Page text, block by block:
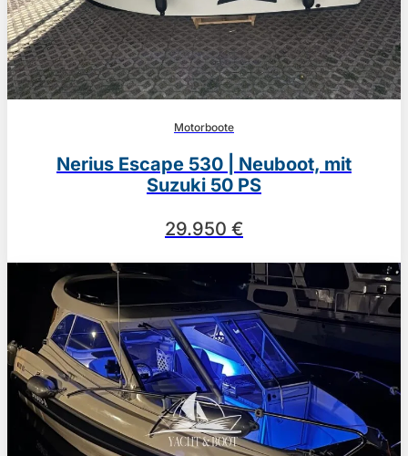
Motorboote
Nerius Escape 530 | Neuboot, mit
Suzuki 50 PS
29.950 €